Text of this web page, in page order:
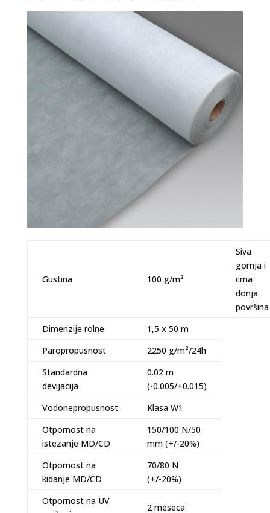
Gustina 100 g/m²
Siva
gornja i
crna
donja
površina
Dimenzije rolne
1,5 x 50 m
Paropropusnost
2250 g/m²/24h
Standardna
devijacija
0.02 m
(-0.005/+0.015)
Vodonepropusnost
Klasa W1
Otpornost na
istezanje MD/CD
150/100 N/50
mm (+/-20%)
Otpornost na
kidanje MD/CD
70/80 N
(+/-20%)
Otpornost na UV
2 meseca